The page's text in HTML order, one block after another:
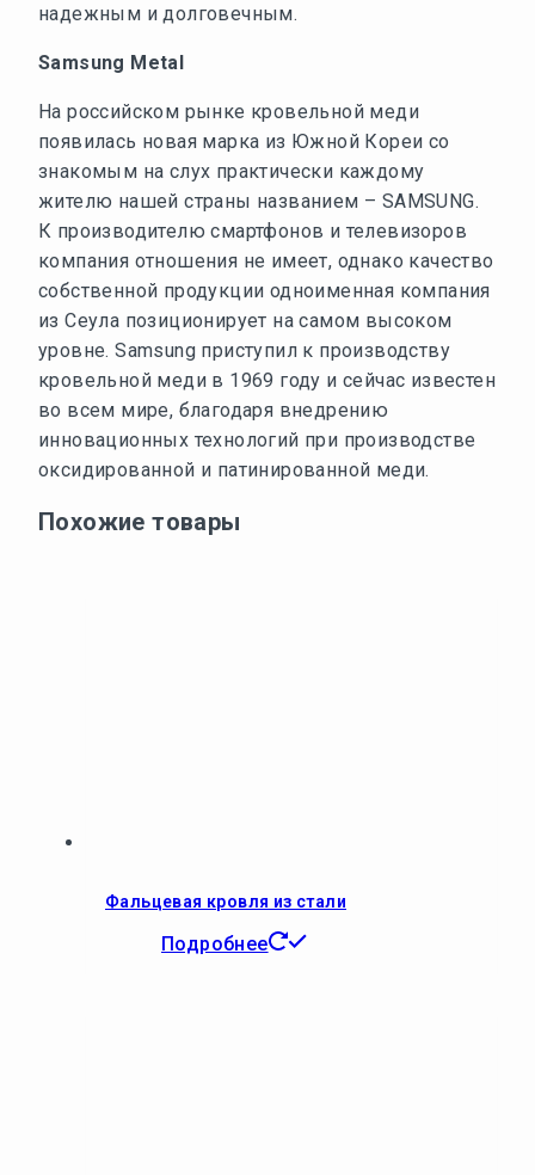
надежным и долговечным.
Samsung Metal
На российском рынке кровельной меди
появилась новая марка из Южной Кореи со
знакомым на слух практически каждому
жителю нашей страны названием – SAMSUNG.
К производителю смартфонов и телевизоров
компания отношения не имеет, однако качество
собственной продукции одноименная компания
из Сеула позиционирует на самом высоком
уровне. Samsung приступил к производству
кровельной меди в 1969 году и сейчас известен
во всем мире, благодаря внедрению
инновационных технологий при производстве
оксидированной и патинированной меди.
Похожие товары
Фальцевая кровля из стали
Подробнее